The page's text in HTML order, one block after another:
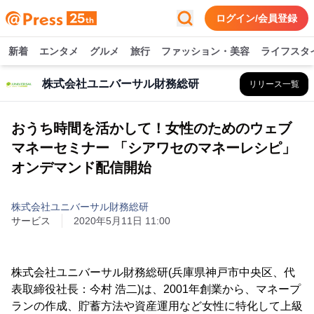
ログイン/会員登録
新着 エンタメ グルメ 旅行 ファッション・美容 ライフスタ
株式会社ユニバーサル財務総研 リリース一覧
おうち時間を活かして！女性のためのウェブ
マネーセミナー 「シアワセのマネーレシピ」
オンデマンド配信開始
株式会社ユニバーサル財務総研
サービス
2020年5月11日 11:00
株式会社ユニバーサル財務総研(兵庫県神戸市中央区、代
表取締役社長：今村 浩二)は、2001年創業から、マネープ
ランの作成、貯蓄方法や資産運用など女性に特化して上級